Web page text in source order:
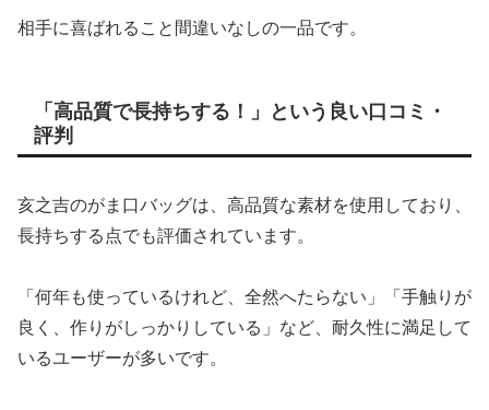
相手に喜ばれること間違いなしの一品です。
「高品質で長持ちする！」という良い口コミ・
評判
亥之吉のがま口バッグは、高品質な素材を使用しており、
長持ちする点でも評価されています。
「何年も使っているけれど、全然へたらない」「手触りが
良く、作りがしっかりしている」など、耐久性に満足して
いるユーザーが多いです。